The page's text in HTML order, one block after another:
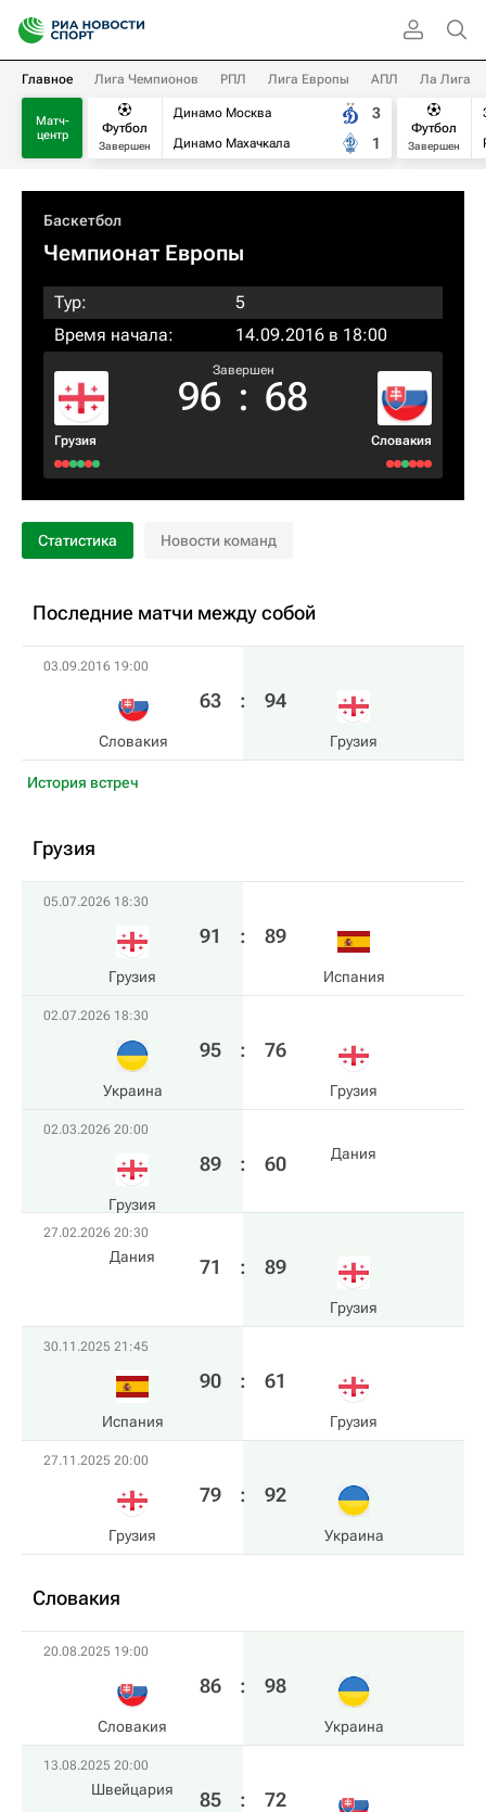
Главное Лига Чемпионов РПЛ Лига Европы АПЛ Ла Лига
Матч-
центр
Футбол
Завершен
Динамо Москва
Динамо Махачкала
3
1
Футбол
Завершен
Баскетбол
Чемпионат Европы
Тур:
5
Время начала:
14.09.2016 в 18:00
Грузия
Завершен
96 : 68
Словакия
Статистика Новости команд
Последние матчи между собой
03.09.2016 19:00
Словакия
63 : 94
Грузия
История встреч
Грузия
05.07.2026 18:30
Грузия
91 : 89
Испания
02.07.2026 18:30
Украина
95 : 76
Грузия
02.03.2026 20:00
Грузия
89 : 60 Дания
27.02.2026 20:30
Дания 71 : 89
Грузия
30.11.2025 21:45
Испания
90 : 61
Грузия
27.11.2025 20:00
Грузия
79 : 92
Украина
Словакия
20.08.2025 19:00
Словакия
86 : 98
Украина
13.08.2025 20:00
Швейцария 85 : 72